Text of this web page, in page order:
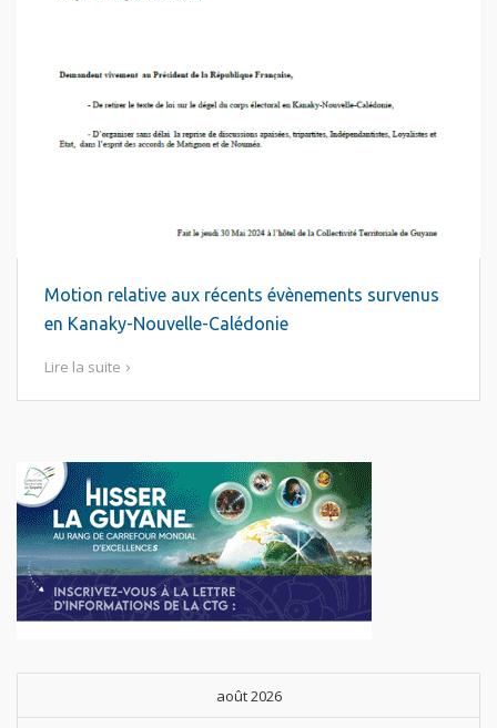
Motion relative aux récents évènements survenus
en Kanaky-Nouvelle-Calédonie
Lire la suite
août 2026